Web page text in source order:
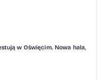
w Oświęcim. Nowa hala,